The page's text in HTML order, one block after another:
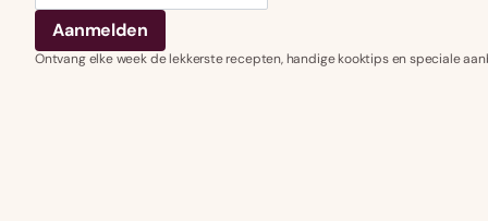
Ontvang elke week de lekkerste recepten, handige kooktips en speciale